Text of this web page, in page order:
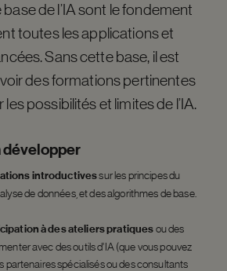
de l’IA sont le fondement
toutes les applications et
Sans cette base, il est
des formations pertinentes
possibilités et limites de l’IA.
développer
introductivessur les principes du
de données, et des algorithmes de base.
à des ateliers pratiquesou des
avec des outils d’IA (que vous pouvez
partenaires spécialisés ou des consultants